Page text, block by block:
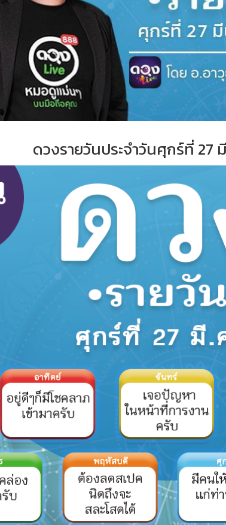
ดวงรายวันประจำวันศุกร์ที่ 27